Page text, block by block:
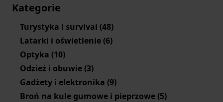
Kategorie
Turystyka i survival (48)
Latarki i oświetlenie (6)
Optyka (10)
Odzież i obuwie (3)
Gadżety i elektronika (9)
Broń na kule gumowe i pieprzowe (5)